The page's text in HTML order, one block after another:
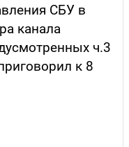
СБУ в
канала
ч.3
к 8